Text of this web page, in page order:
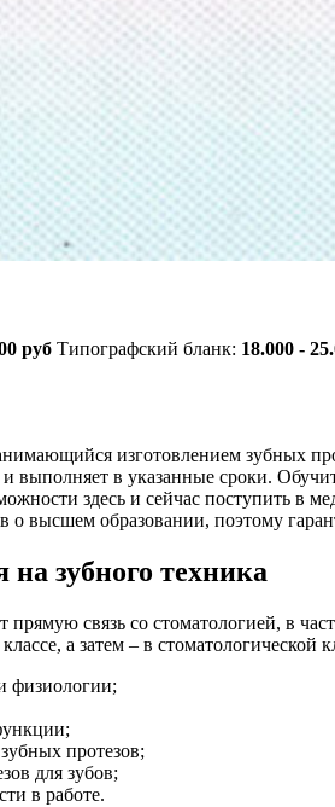
руб Типографский бланк: 18.000 -
изготовлением зубных
и выполняет в указанные сроки.
здесь и сейчас поступить
высшем образовании, поэтому
на зубного техника
прямую связь со стоматологией, в
а затем – в стоматологической
физиологии;
протезов;
для зубов;
в работе.